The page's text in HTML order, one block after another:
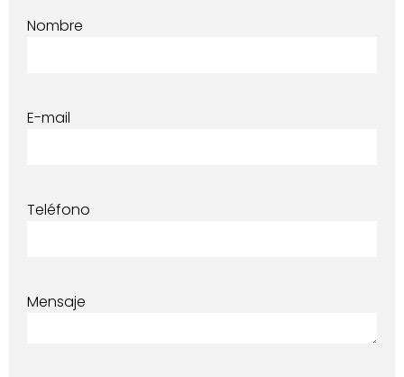
Nombre
E-mail
Teléfono
Mensaje